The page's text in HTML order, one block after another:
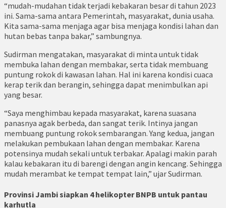
“mudah-mudahan tidak terjadi kebakaran besar di tahun 2023
ini. Sama-sama antara Pemerintah, masyarakat, dunia usaha.
Kita sama-sama menjaga agar bisa menjaga kondisi lahan dan
hutan bebas tanpa bakar,” sambungnya.
Sudirman mengatakan, masyarakat di minta untuk tidak
membuka lahan dengan membakar, serta tidak membuang
puntung rokok di kawasan lahan. Hal ini karena kondisi cuaca
kerap terik dan berangin, sehingga dapat menimbulkan api
yang besar.
“Saya menghimbau kepada masyarakat, karena suasana
panasnya agak berbeda, dan sangat terik. Intinya jangan
membuang puntung rokok sembarangan. Yang kedua, jangan
melakukan pembukaan lahan dengan membakar. Karena
potensinya mudah sekali untuk terbakar. Apalagi makin parah
kalau kebakaran itu di barengi dengan angin kencang. Sehingga
mudah merambat ke tempat tempat lain,” ujar Sudirman.
Provinsi Jambi siapkan 4 helikopter BNPB untuk pantau
karhutla